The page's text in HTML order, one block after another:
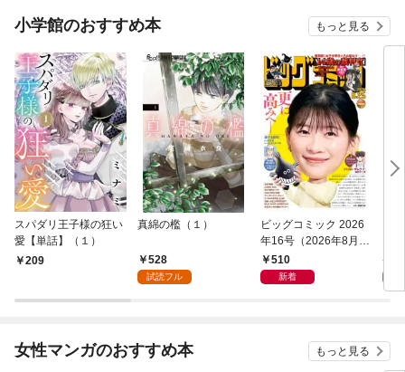
小学館のおすすめ本 もっと見る
スパダリ王子様の狂い
愛【単話】（１）
209
真綿の檻（１）
528
試読フル
ビッグコミック 2026
年16号（2026年8月7
日発売）
510
新着
女性マンガのおすすめ本 もっと見る